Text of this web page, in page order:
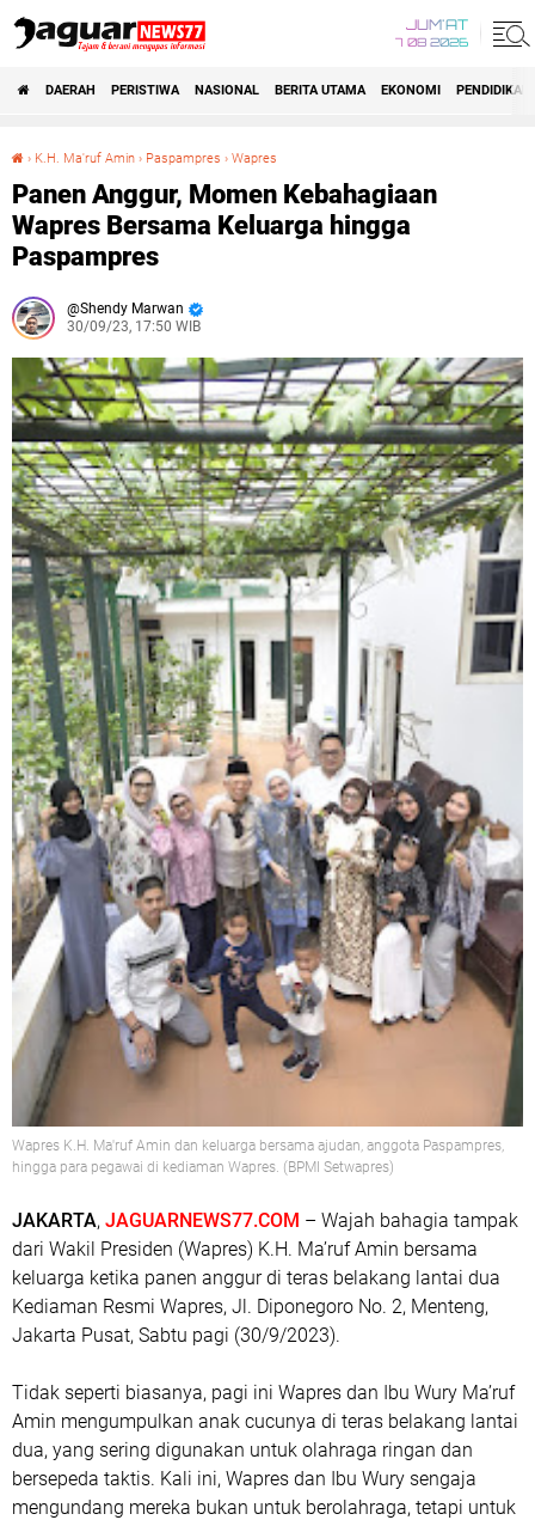
JUM'AT
7 08 2026
DAERAH PERISTIWA NASIONAL BERITA UTAMA EKONOMI PENDIDIKAN
› K.H. Ma'ruf Amin › Paspampres › Wapres
Panen Anggur, Momen Kebahagiaan
Wapres Bersama Keluarga hingga
Paspampres
Shendy Marwan
30/09/23, 17:50 WIB
Wapres K.H. Ma'ruf Amin dan keluarga bersama ajudan, anggota Paspampres,
hingga para pegawai di kediaman Wapres. (BPMI Setwapres)
JAKARTA, JAGUARNEWS77.COM – Wajah bahagia tampak
dari Wakil Presiden (Wapres) K.H. Ma’ruf Amin bersama
keluarga ketika panen anggur di teras belakang lantai dua
Kediaman Resmi Wapres, Jl. Diponegoro No. 2, Menteng,
Jakarta Pusat, Sabtu pagi (30/9/2023).
Tidak seperti biasanya, pagi ini Wapres dan Ibu Wury Ma’ruf
Amin mengumpulkan anak cucunya di teras belakang lantai
dua, yang sering digunakan untuk olahraga ringan dan
bersepeda taktis. Kali ini, Wapres dan Ibu Wury sengaja
mengundang mereka bukan untuk berolahraga, tetapi untuk